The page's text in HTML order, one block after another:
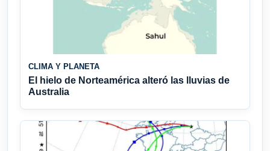
CLIMA Y PLANETA
El hielo de Norteamérica alteró las lluvias de
Australia